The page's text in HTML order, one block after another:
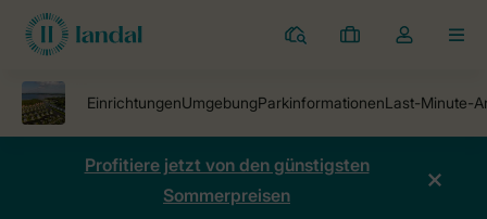
Ferienparks
Meine
Dropdown-
öffnen
Profitiere jetzt von den günstigsten
Sommerpreisen